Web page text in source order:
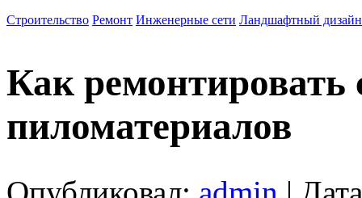
Строительство Ремонт Инженерные сети Ландшафтный дизайн
Как ремонтировать
пиломатериалов